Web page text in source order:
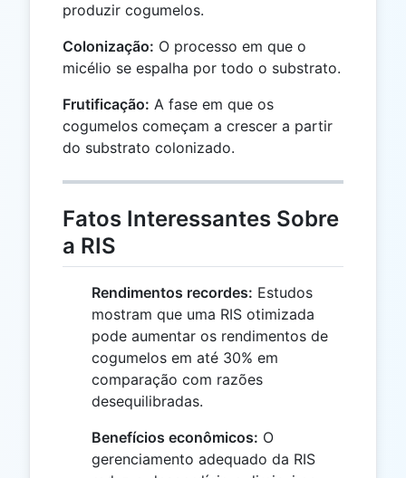
produzir cogumelos.
Colonização: O processo em que o
micélio se espalha por todo o substrato.
Frutificação: A fase em que os
cogumelos começam a crescer a partir
do substrato colonizado.
Fatos Interessantes Sobre
a RIS
Rendimentos recordes: Estudos
mostram que uma RIS otimizada
pode aumentar os rendimentos de
cogumelos em até 30% em
comparação com razões
desequilibradas.
Benefícios econômicos: O
gerenciamento adequado da RIS